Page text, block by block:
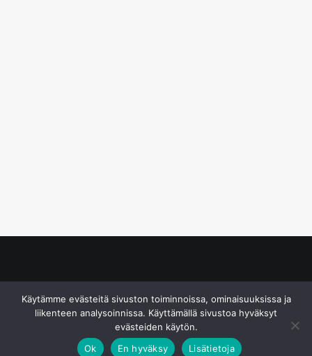
Käytämme evästeitä sivuston toiminnoissa, ominaisuuksissa ja
liikenteen analysoinnissa. Käyttämällä sivustoa hyväksyt
evästeiden käytön.
Ok
En hyväksy Lisätietoja